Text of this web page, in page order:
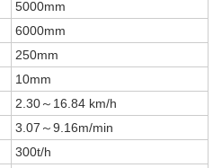
5000mm
6000mm
250mm
10mm
2.30～16.84 km/h
3.07～9.16m/min
300t/h